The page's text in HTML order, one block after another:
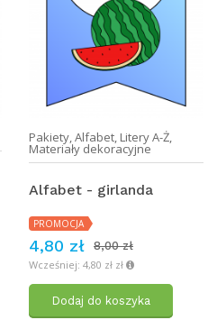
Pakiety,Alfabet, Litery A-Ż,
Materiały dekoracyjne
Alfabet - girlanda
PROMOCJA
4,80 zł
8,00 zł
Wcześniej: 4,80 zł zł
Dodaj do koszyka